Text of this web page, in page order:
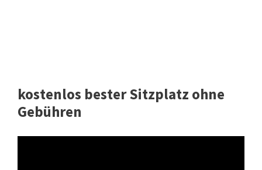
kostenlos bester Sitzplatz ohne
Gebühren